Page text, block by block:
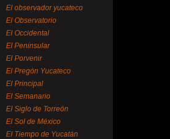
El observador yucateco
El Observatorio
El Occidental
El Peninsular
El Porvenir
El Pregón Yucateco
El Principal
El Semanario
El Siglo de Torreón
El Sol de México
El Tiempo de Yucatán